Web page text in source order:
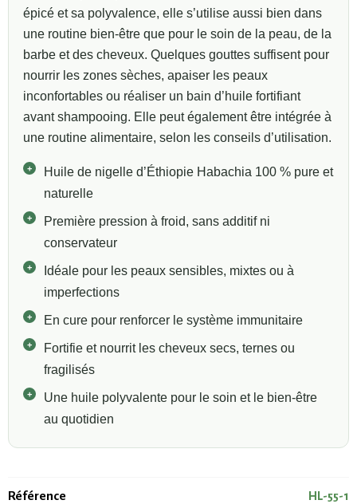
épicé et sa polyvalence, elle s’utilise aussi bien dans
une routine bien-être que pour le soin de la peau, de la
barbe et des cheveux. Quelques gouttes suffisent pour
nourrir les zones sèches, apaiser les peaux
inconfortables ou réaliser un bain d’huile fortifiant
avant shampooing. Elle peut également être intégrée à
une routine alimentaire, selon les conseils d’utilisation.
Huile de nigelle d’Éthiopie Habachia 100 % pure et
naturelle
Première pression à froid, sans additif ni
conservateur
Idéale pour les peaux sensibles, mixtes ou à
imperfections
En cure pour renforcer le système immunitaire
Fortifie et nourrit les cheveux secs, ternes ou
fragilisés
Une huile polyvalente pour le soin et le bien-être
au quotidien
Référence HL-55-1